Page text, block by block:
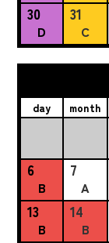
30
D
31
C
day month
6
B
7
A
13
B
14
B